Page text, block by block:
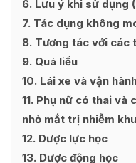
6 Lưu ý khi sử dụng
7 Tác dụng không
8 Tương tác với các
9 Quá liều
10 Lái xe và vận
11 Phụ nữ có thai và
nhỏ mắt trị nhiễm
12 Dược lực học
13 Dược động học